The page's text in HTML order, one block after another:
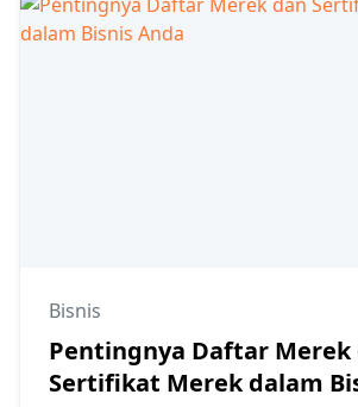
Bisnis
Pentingnya Daftar Merek
Sertifikat Merek dalam